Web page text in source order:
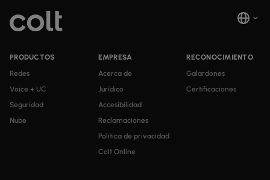
PRODUCTOS
Redes
Voice + UC
Seguridad
Nube
EMPRESA
Acerca de
Jurídico
Accesibilidad
Reclamaciones
Política de privacidad
Colt Online
RECONOCIMIENTO
Galardones
Certificaciones